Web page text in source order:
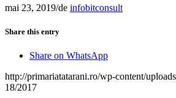
mai 23, 2019/de infobitconsult
Share this entry
Share on WhatsApp
http://primariatatarani.ro/wp-content/
18/2017